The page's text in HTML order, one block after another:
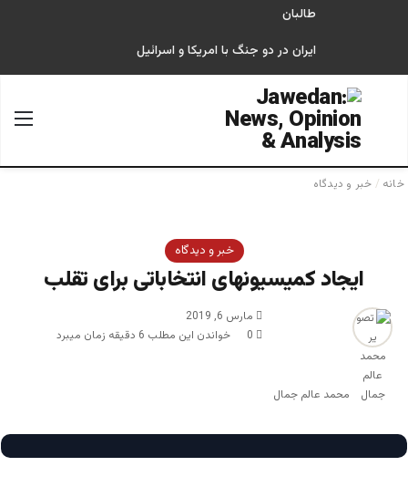
طالبان
ایران در دو جنگ با امریکا و اسرائیل
جستجو برای
خانه / خبر و دیدگاه
خبر و دیدگاه
ایجاد کمیسیونهای انتخاباتی برای تقلب
محمد عالم جمال
مارس 6, 2019
0
خواندن این مطلب 6 دقیقه زمان میبرد